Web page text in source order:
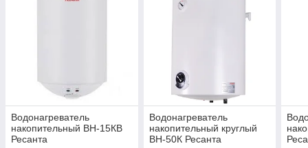
Водонагреватель
накопительный ВН-15КВ
Ресанта
Водонагреватель
накопительный круглый
ВН-50К Ресанта